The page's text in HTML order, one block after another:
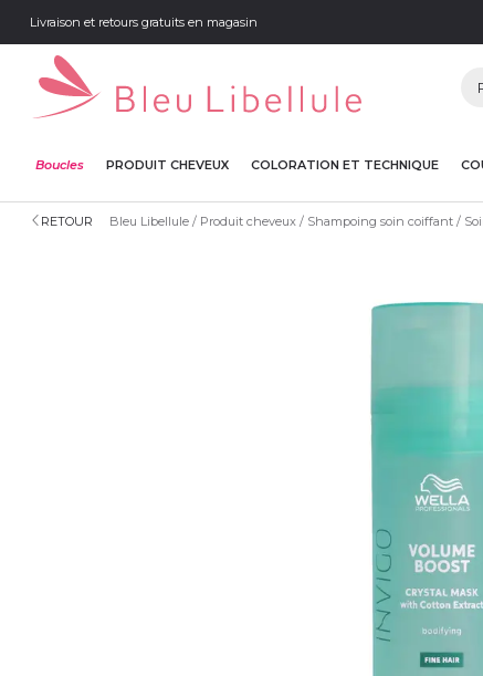
Livraison et retours gratuits en magasin
Boucles PRODUIT CHEVEUX COLORATION ET TECHNIQUE
RETOUR Bleu Libellule Produit cheveux Shampoing soin coiffant